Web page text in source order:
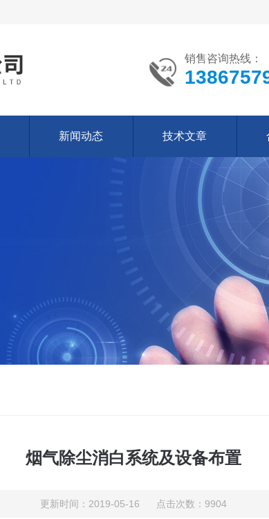
销售咨询热线：
新闻动态 技术文章
烟气除尘消白系统及设备布置
更新时间：2019-05-16 点击次数：9904